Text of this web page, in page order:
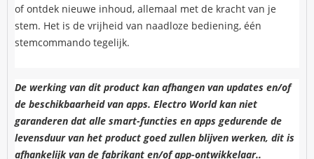
of ontdek nieuwe inhoud, allemaal met de kracht van je
stem. Het is de vrijheid van naadloze bediening, één
stemcommando tegelijk.
De werking van dit product kan afhangen van updates en/of
de beschikbaarheid van apps. Electro World kan niet
garanderen dat alle smart-functies en apps gedurende de
levensduur van het product goed zullen blijven werken, dit is
afhankelijk van de fabrikant en/of app-ontwikkelaar..